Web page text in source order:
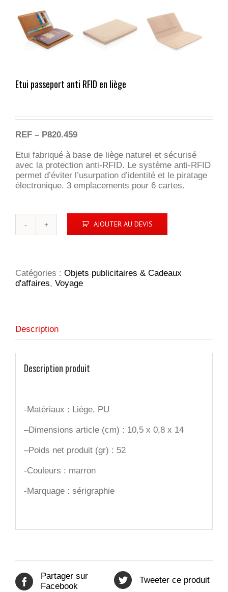
Etui passeport anti RFID en liège
REF – P820.459
Etui fabriqué à base de liège naturel et sécurisé
avec la protection anti-RFID. Le système anti-RFID
permet d’éviter l’usurpation d’identité et le piratage
électronique. 3 emplacements pour 6 cartes.
RFID
en
liège
AJOUTER AU DEVIS
Catégories : Objets publicitaires & Cadeaux
d'affaires, Voyage
Description
Description produit
-Matériaux : Liège, PU
–Dimensions article (cm) : 10,5 x 0,8 x 14
–Poids net produit (gr) : 52
-Couleurs : marron
-Marquage : sérigraphie
Partager sur
Facebook
Tweeter ce produit